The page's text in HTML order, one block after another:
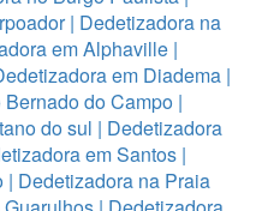
| Dedetizadora na
em Alphaville |
em Diadema|
do Campo |
do sul | Dedetizadora
em Santos|
| Dedetizadora na Praia